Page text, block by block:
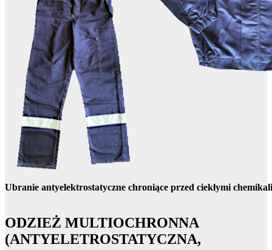
Ubranie antyelektrostatyczne chroniące przed ciekłymi
ODZIEŻ MULTIOCHRONNA
(ANTYELETROSTATYCZNA,